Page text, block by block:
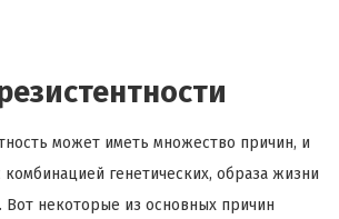
может иметь множество причин, и
комбинацией генетических, образа жизни
Вот некоторые из основных причин